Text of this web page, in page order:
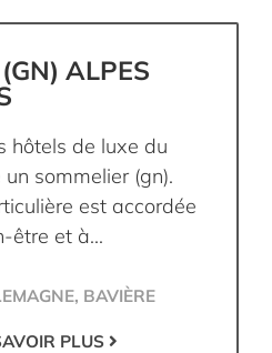
ALPES
hôtels de luxe du
sommelier (gn).
est accordée
être et à...
BAVIÈRE
PLUS